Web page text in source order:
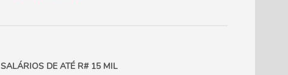
SALÁRIOS DE ATÉ R# 15 MIL